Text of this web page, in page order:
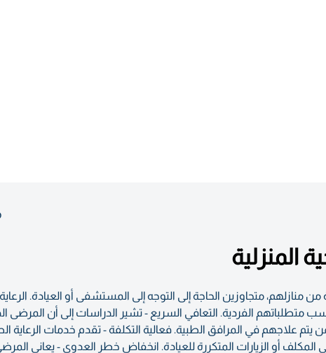
المنزلية
منازلهم، متجاوزين الحاجة إلى التوجه إلى المستشفى أو العيادة.
متطلباتهم الفردية. التعافي السريع - تشير الدراسات إلى أن المرضى
علاجهم في المرافق الطبية. فعالية التكلفة - تقدم خدمات الرعاية
أو الزيارات المتكررة للعيادة. انخفاض خطر العدوى - يعاني